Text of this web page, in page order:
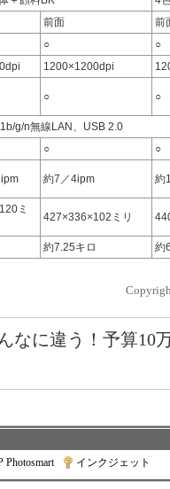
前面
前
○
○
1200×1200dpi
○ ○
g/n無線LAN、USB 2.0
○
○
約7／4ipm 約
ミ
427×336×102ミリ
約7.25キロ
約
なに違う！予算10
Photosmart| インクジェット